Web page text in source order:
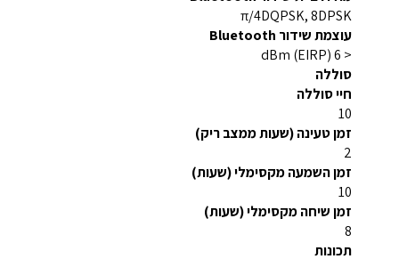
π/4DQPSK, 8DPSK
עוצמת שידור Bluetooth
< 6 dBm (EIRP)
סוללה
חיי סוללה
10
זמן טעינה (שעות ממצב ריק)
2
זמן השמעה מקסימלי (שעות)
10
זמן שיחה מקסימלי (שעות)
8
תכונות